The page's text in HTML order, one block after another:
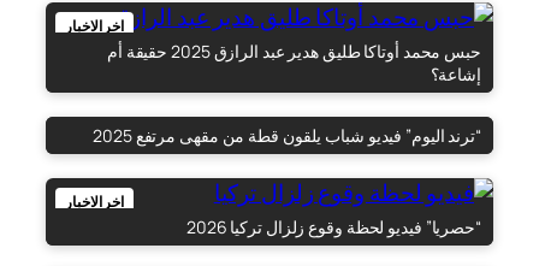
اخر الاخبار
حبس محمد أوتاكا طليق هدير عبد الرازق 2025 حقيقة أم
إشاعة؟
اخر الاخبار “ترند اليوم” فيديو شباب يلقون قطة من مقهى مرتفع 2025
اخر الاخبار
“حصريا” فيديو لحظة وقوع زلزال تركيا 2026